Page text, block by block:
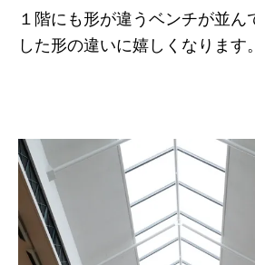
１階にも形が違うベンチが並ん
した形の違いに嬉しくなります。